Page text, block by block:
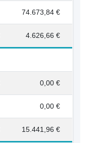
74.673,84 €
4.626,66 €
0,00 €
0,00 €
15.441,96 €